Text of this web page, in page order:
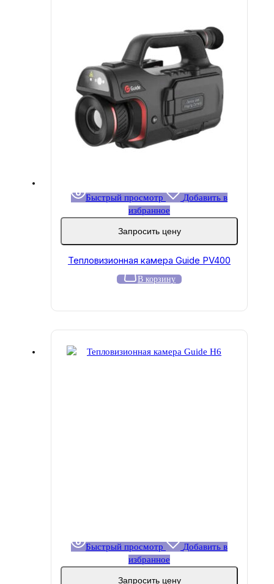
Быстрый просмотр
Добавить в
избранное
Запросить цену
Тепловизионная камера Guide PV400
В корзину
Быстрый просмотр
Добавить в
избранное
Запросить цену